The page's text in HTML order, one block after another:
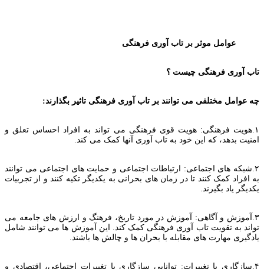
عوامل موثر بر تاب آوری فرهنگی
تاب آوری فرهنگی چیست ؟
چه عوامل مختلفی می توانند بر تاب آوری فرهنگی تاثیر بگذارند:
۱.هویت فرهنگی: هویت قوی فرهنگی می تواند به افراد احساس تعلق و
امنیت بدهد، که این خود به تاب آوری آنها کمک می کند.
۲.شبکه های اجتماعی: ارتباطات اجتماعی و حمایت های اجتماعی می توانند
به افراد کمک کنند تا در زمان های بحرانی به یکدیگر تکیه کنند و از تجربیات
یکدیگر یاد بگیرند.
۳.آموزش و آگاهی: آموزش در مورد تاریخ، فرهنگ و ارزش های جامعه می
تواند به تقویت تاب آوری فرهنگی کمک کند. این آموزش ها می توانند شامل
یادگیری مهارت های مقابله با بحران ها و چالش ها باشند.
۴.سازگاری با تغییرات: توانایی سازگاری با تغییرات اجتماعی، اقتصادی و